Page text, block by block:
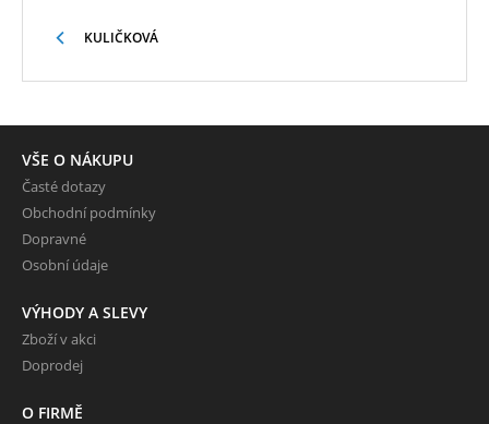
KULIČKOVÁ
VŠE O NÁKUPU
Časté dotazy
Obchodní podmínky
Dopravné
Osobní údaje
VÝHODY A SLEVY
Zboží v akci
Doprodej
O FIRMĚ